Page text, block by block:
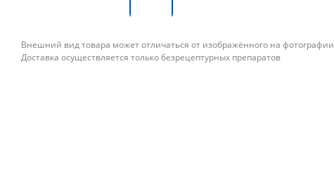
Внешний вид товара может отличаться от изображённого на фотографии
Доставка осуществляется только безрецептурных препаратов